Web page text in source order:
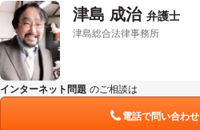
津島 成治 弁護士
津島総合法律事務所
インターネット問題 のご相談は
電話で問い合わせ